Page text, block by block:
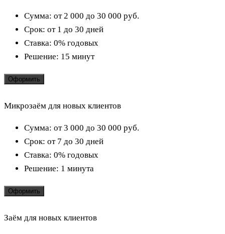
Сумма: от 2 000 до 30 000 руб.
Срок: от 1 до 30 дней
Ставка: 0% годовых
Решение: 15 минут
Оформить
Микрозаём для новых клиентов
Сумма: от 3 000 до 30 000 руб.
Срок: от 7 до 30 дней
Ставка: 0% годовых
Решение: 1 минута
Оформить
Заём для новых клиентов